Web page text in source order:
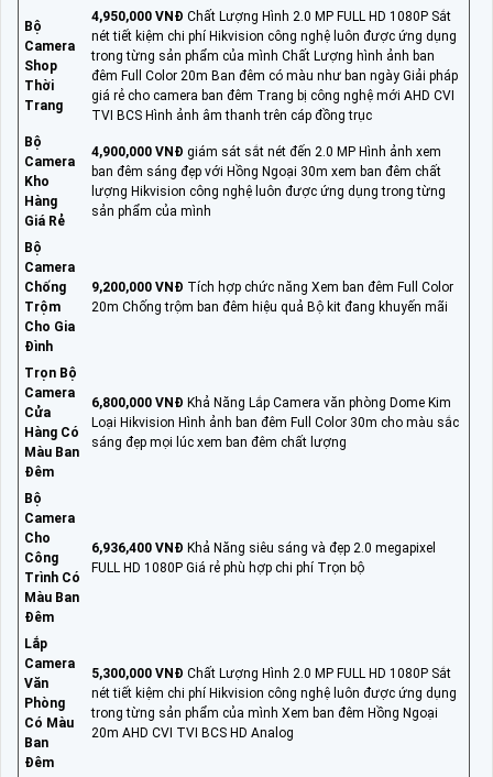
Bộ
Camera
Shop
Thời
Trang
4,950,000 VNĐ Chất Lượng Hình 2.0 MP FULL HD 1080P Sắt
nét tiết kiệm chi phí Hikvision công nghệ luôn được ứng dụng
trong từng sản phẩm của mình Chất Lượng hình ảnh ban
đêm Full Color 20m Ban đêm có màu như ban ngày Giải pháp
giá rẻ cho camera ban đêm Trang bị công nghệ mới AHD CVI
TVI BCS Hình ảnh âm thanh trên cáp đồng trục
Bộ
Camera
Kho
Hàng
Giá Rẻ
4,900,000 VNĐ giám sát sắt nét đến 2.0 MP Hình ảnh xem
ban đêm sáng đẹp với Hồng Ngoại 30m xem ban đêm chất
lượng Hikvision công nghệ luôn được ứng dụng trong từng
sản phẩm của mình
Bộ
Camera
Chống
Trộm
Cho Gia
Đình
9,200,000 VNĐ Tích hợp chức năng Xem ban đêm Full Color
20m Chống trộm ban đêm hiệu quả Bộ kit đang khuyến mãi
Trọn Bộ
Camera
Cửa
Hàng Có
Màu Ban
Đêm
6,800,000 VNĐ Khả Năng Lắp Camera văn phòng Dome Kim
Loại Hikvision Hình ảnh ban đêm Full Color 30m cho màu sắc
sáng đẹp mọi lúc xem ban đêm chất lượng
Bộ
Camera
Cho
Công
Trình Có
Màu Ban
Đêm
6,936,400 VNĐ Khả Năng siêu sáng và đẹp 2.0 megapixel
FULL HD 1080P Giá rẻ phù hợp chi phí Trọn bộ
Lắp
Camera
Văn
Phòng
Có Màu
Ban
Đêm
5,300,000 VNĐ Chất Lượng Hình 2.0 MP FULL HD 1080P Sắt
nét tiết kiệm chi phí Hikvision công nghệ luôn được ứng dụng
trong từng sản phẩm của mình Xem ban đêm Hồng Ngoại
20m AHD CVI TVI BCS HD Analog